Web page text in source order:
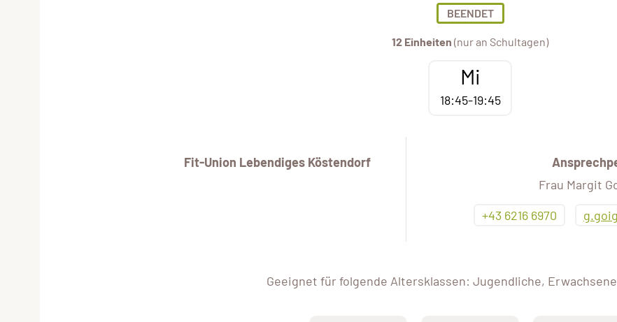
BEENDET
12 Einheiten (nur an Schultagen)
Mi
18:45-19:45
Fit-Union Lebendiges Köstendorf
Frau Margit
+43 6216 6970
Geeignet für folgende Altersklassen: Jugendliche,